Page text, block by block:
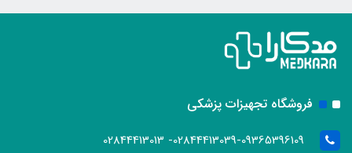
فروشگاه تجهیزات پزشکی
02844413039-09365396109- 02844413013